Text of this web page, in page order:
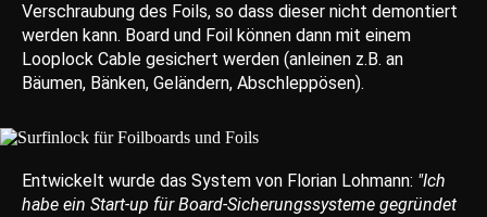
Verschraubung des Foils, so dass dieser nicht demontiert
werden kann. Board und Foil können dann mit einem
Looplock Cable gesichert werden (anleinen z.B. an
Bäumen, Bänken, Geländern, Abschleppösen).
Entwickelt wurde das System von Florian Lohmann: "Ich
habe ein Start-up für Board-Sicherungssysteme gegründet